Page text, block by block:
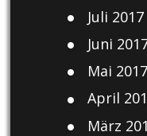
Juli 2017
Juni
Mai 2017
April
März